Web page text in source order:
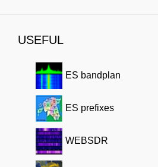
USEFUL
ES bandplan
ES prefixes
WEBSDR